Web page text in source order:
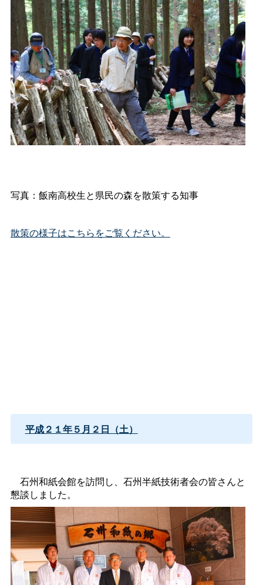
写真：飯南高校生と県民の森を散策する知事
散策の様子はこちらをご覧ください。
平成２１年５月２日（土）
石州和紙会館を訪問し、石州半紙技術者会の皆さんと
懇談しました。